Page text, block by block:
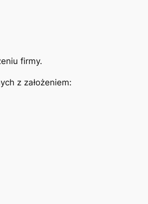
firmy.
z założeniem: